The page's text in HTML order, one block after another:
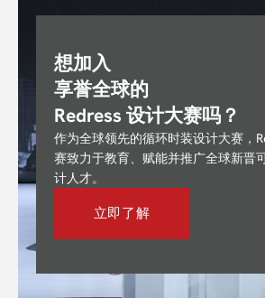
想加入
享誉全球的
Redress 设计大赛吗？
作为全球领先的循环时装设计大赛，
赛致力于教育、赋能并推广全球新晋
计人才。
立即了解